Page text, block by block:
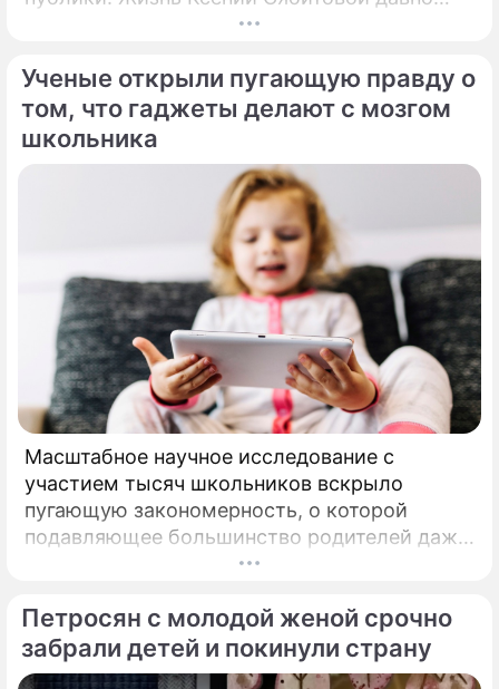
рассматривают под мощной лупой.
Ученые открыли пугающую правду о
том, что гаджеты делают с мозгом
школьника
Масштабное научное исследование с
участием тысяч школьников вскрыло
пугающую закономерность, о которой
подавляющее большинство родителей даже
не догадывалось. Привычка дарить ребенку
социальным сетям в младшем
подростковом возрасте обворачивается
скрытым провалом в учебе.
Петросян с молодой женой срочно
забрали детей и покинули страну